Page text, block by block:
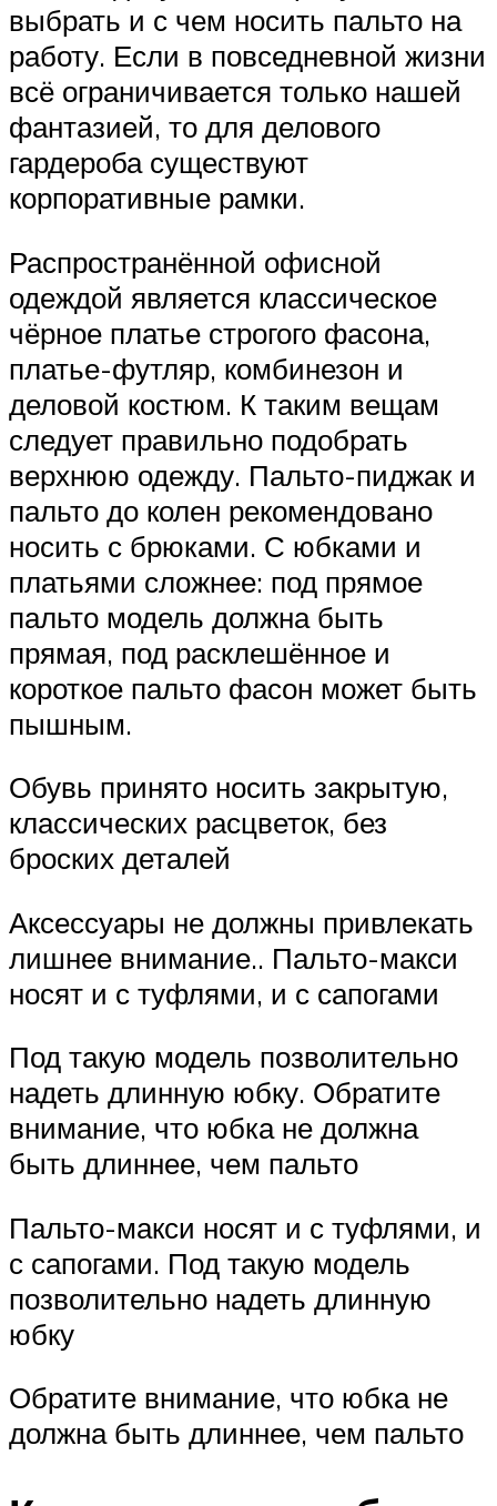
выбрать и с чем носить пальто на
работу. Если в повседневной жизни
всё ограничивается только нашей
фантазией, то для делового
гардероба существуют
корпоративные рамки.
Распространённой офисной
одеждой является классическое
чёрное платье строгого фасона,
платье-футляр, комбинезон и
деловой костюм. К таким вещам
следует правильно подобрать
верхнюю одежду. Пальто-пиджак и
пальто до колен рекомендовано
носить с брюками. С юбками и
платьями сложнее: под прямое
пальто модель должна быть
прямая, под расклешённое и
короткое пальто фасон может быть
пышным.
Обувь принято носить закрытую,
классических расцветок, без
броских деталей
Аксессуары не должны привлекать
лишнее внимание.. Пальто-макси
носят и с туфлями, и с сапогами
Под такую модель позволительно
надеть длинную юбку. Обратите
внимание, что юбка не должна
быть длиннее, чем пальто
Пальто-макси носят и с туфлями, и
с сапогами. Под такую модель
позволительно надеть длинную
юбку
Обратите внимание, что юбка не
должна быть длиннее, чем пальто